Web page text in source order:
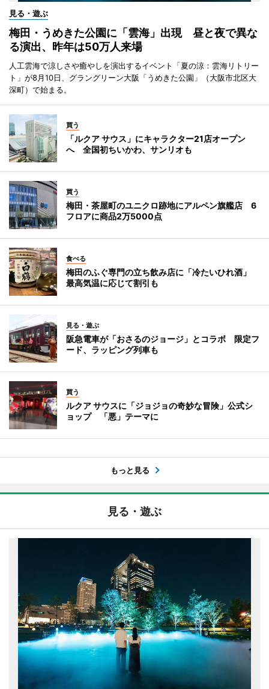
見る・遊ぶ
梅田・うめきた公園に「雲海」出現 昼と夜で異な
る演出、昨年は50万人来場
人工雲海で涼しさや癒やしを演出するイベント「夏の涼：雲海リトリー
ト」が8月10日、グラングリーン大阪「うめきた公園」（大阪市北区大
深町）で始まる。
買う
「ルクア サウス」にキャラクター21店オープン
へ 全国初ちいかわ、サンリオも
買う
梅田・茶屋町のユニクロ跡地にアルペン旗艦店 6
フロアに商品2万5000点
食べる
梅田のふぐ専門の立ち飲み店に「冷たいひれ酒」
最高気温に応じて割引も
見る・遊ぶ
阪急電車が「おさるのジョージ」とコラボ 限定フ
ード、ラッピング列車も
買う
ルクア サウスに「ジョジョの奇妙な冒険」公式シ
ョップ 「悪」テーマに
もっと見る
見る・遊ぶ